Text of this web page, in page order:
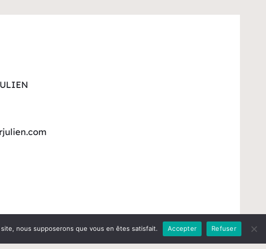
nous supposerons que vous en êtes satisfait. Accepter Refuser